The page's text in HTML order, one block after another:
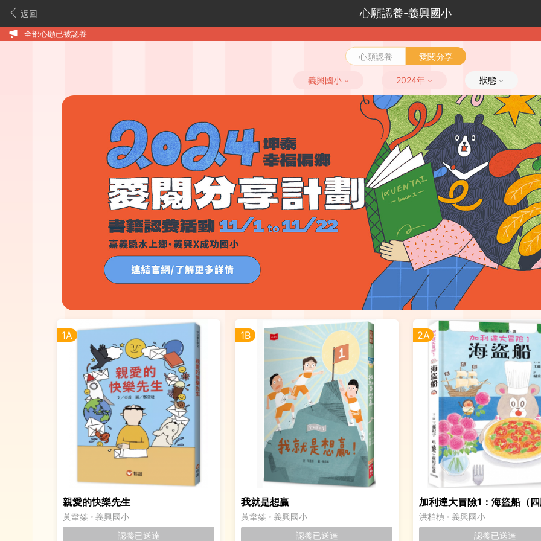
返回 心願認養-義興國小
全部心願已被認養
心願認養 愛閱分享
義興國小 2024年 狀態
1A
親愛的快樂先生
黃韋桀
義興國小
認養已送達
1B
我就是想贏
黃韋桀
義興國小
認養已送達
2A
加利達大冒險1：海盜船（
洪柏楨
義興國小
認養已送達